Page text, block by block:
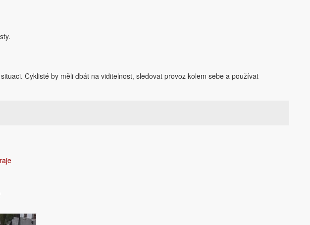
Cyklisté by měli dbát na viditelnost, sledovat provoz kolem sebe a používat